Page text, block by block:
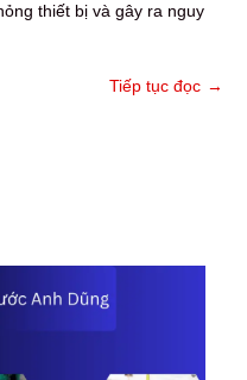
thiết bị và gây ra nguy
Tiếp tục đọc →